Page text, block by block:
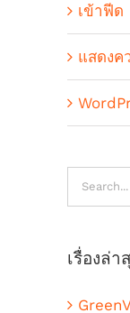
เข้าฟีด
แสดงค
Search
for:
เรื่องล่า